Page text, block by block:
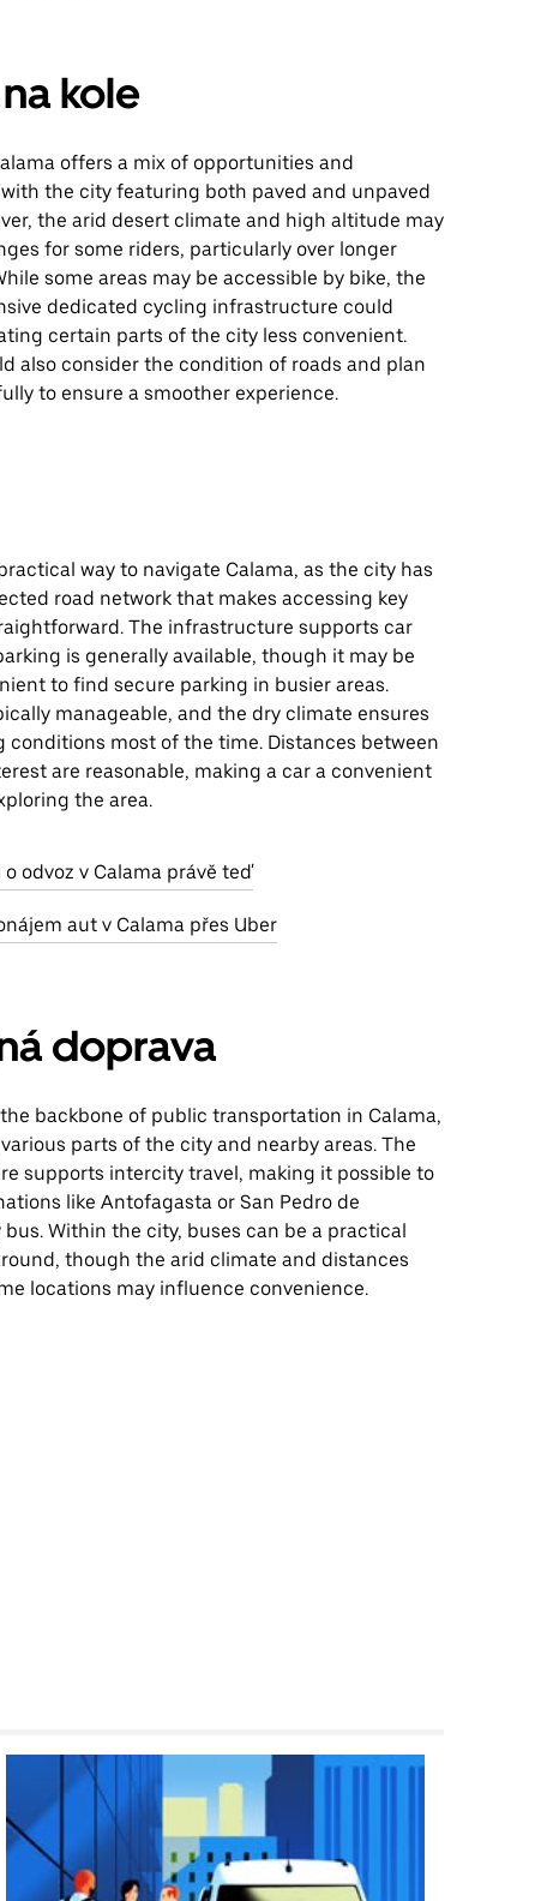
kole
offers a mix of opportunities and
the city featuring both paved and unpaved
the arid desert climate and high altitude may
for some riders, particularly over longer
some areas may be accessible by bike, the
dedicated cycling infrastructure could
certain parts of the city less convenient.
also consider the condition of roads and plan
to ensure a smoother experience.
way to navigate Calama, as the city has
road network that makes accessing key
The infrastructure supports car
is generally available, though it may be
to find secure parking in busier areas.
manageable, and the dry climate ensures
conditions most of the time. Distances between
are reasonable, making a car a convenient
the area.
o odvoz v Calama právě teď
aut v Calama přes Uber
doprava
backbone of public transportation in Calama,
parts of the city and nearby areas. The
supports intercity travel, making it possible to
like Antofagasta or San Pedro de
Within the city, buses can be a practical
though the arid climate and distances
locations may influence convenience.